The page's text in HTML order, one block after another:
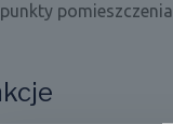
pomieszczenia